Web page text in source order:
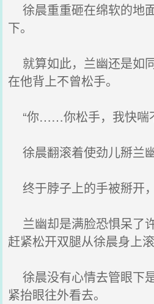
徐晨重重砸在绵软的地
下。
就算如此，兰幽还是如
在他背上不曾松手。
“你……你松手，我快喘
徐晨翻滚着使劲儿掰兰幽
终于脖子上的手被掰开
兰幽却是满脸恐惧呆了
赶紧松开双腿从徐晨身上滚
徐晨没有心情去管眼下
紧抬眼往外看去。